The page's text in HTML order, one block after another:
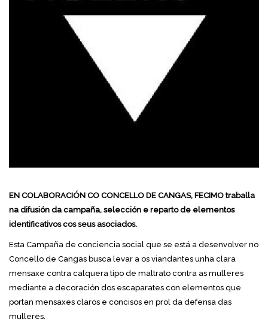
EN COLABORACIÓN CO CONCELLO DE CANGAS, FECIMO traballa
na difusión da campaña, selección e reparto de elementos
identificativos cos seus asociados.
Esta Campaña de conciencia social que se está a desenvolver no
Concello de Cangas busca levar a os viandantes unha clara
mensaxe contra calquera tipo de maltrato contra as mulleres
mediante a decoración dos escaparates con elementos que
portan mensaxes claros e concisos en prol da defensa das
mulleres.